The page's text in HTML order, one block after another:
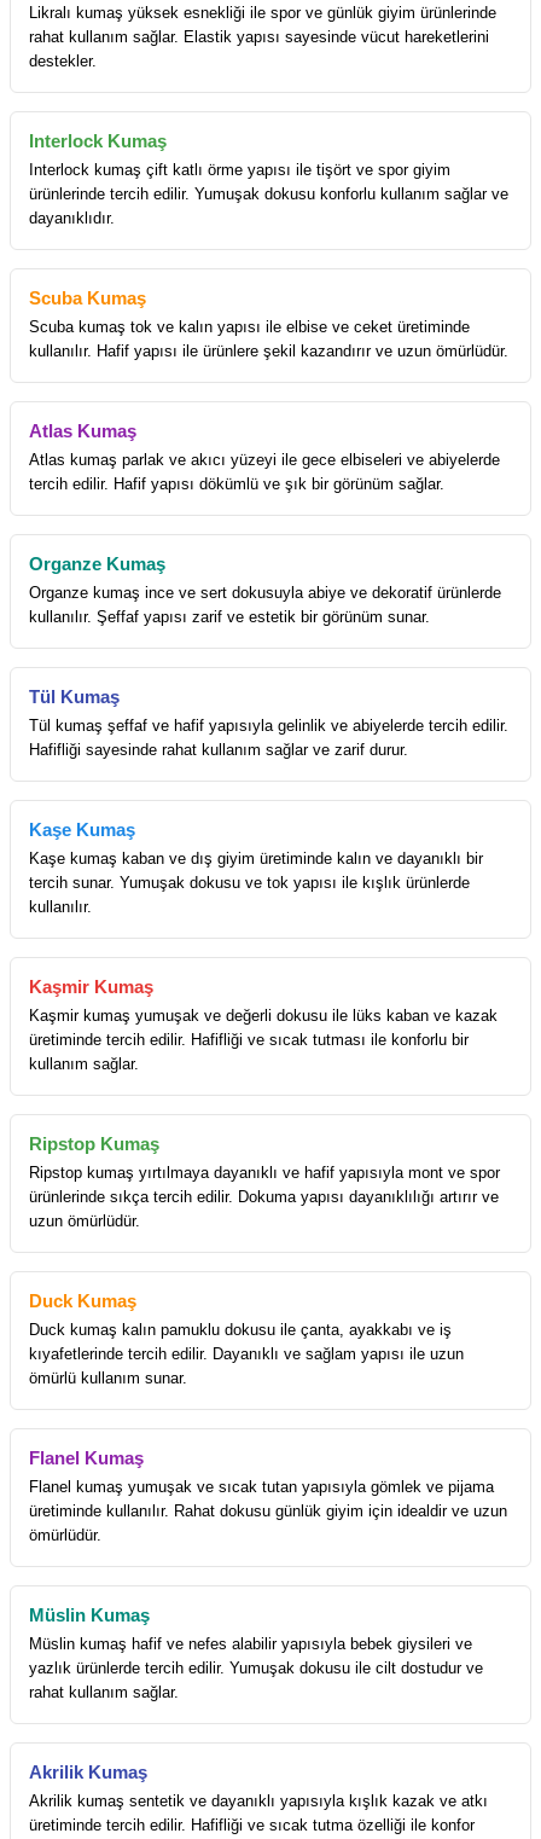
Likralı kumaş yüksek esnekliği ile spor ve günlük giyim ürünlerinde
rahat kullanım sağlar. Elastik yapısı sayesinde vücut hareketlerini
destekler.
Interlock Kumaş
Interlock kumaş çift katlı örme yapısı ile tişört ve spor giyim
ürünlerinde tercih edilir. Yumuşak dokusu konforlu kullanım sağlar ve
dayanıklıdır.
Scuba Kumaş
Scuba kumaş tok ve kalın yapısı ile elbise ve ceket üretiminde
kullanılır. Hafif yapısı ile ürünlere şekil kazandırır ve uzun ömürlüdür.
Atlas Kumaş
Atlas kumaş parlak ve akıcı yüzeyi ile gece elbiseleri ve abiyelerde
tercih edilir. Hafif yapısı dökümlü ve şık bir görünüm sağlar.
Organze Kumaş
Organze kumaş ince ve sert dokusuyla abiye ve dekoratif ürünlerde
kullanılır. Şeffaf yapısı zarif ve estetik bir görünüm sunar.
Tül Kumaş
Tül kumaş şeffaf ve hafif yapısıyla gelinlik ve abiyelerde tercih edilir.
Hafifliği sayesinde rahat kullanım sağlar ve zarif durur.
Kaşe Kumaş
Kaşe kumaş kaban ve dış giyim üretiminde kalın ve dayanıklı bir
tercih sunar. Yumuşak dokusu ve tok yapısı ile kışlık ürünlerde
kullanılır.
Kaşmir Kumaş
Kaşmir kumaş yumuşak ve değerli dokusu ile lüks kaban ve kazak
üretiminde tercih edilir. Hafifliği ve sıcak tutması ile konforlu bir
kullanım sağlar.
Ripstop Kumaş
Ripstop kumaş yırtılmaya dayanıklı ve hafif yapısıyla mont ve spor
ürünlerinde sıkça tercih edilir. Dokuma yapısı dayanıklılığı artırır ve
uzun ömürlüdür.
Duck Kumaş
Duck kumaş kalın pamuklu dokusu ile çanta, ayakkabı ve iş
kıyafetlerinde tercih edilir. Dayanıklı ve sağlam yapısı ile uzun
ömürlü kullanım sunar.
Flanel Kumaş
Flanel kumaş yumuşak ve sıcak tutan yapısıyla gömlek ve pijama
üretiminde kullanılır. Rahat dokusu günlük giyim için idealdir ve uzun
ömürlüdür.
Müslin Kumaş
Müslin kumaş hafif ve nefes alabilir yapısıyla bebek giysileri ve
yazlık ürünlerde tercih edilir. Yumuşak dokusu ile cilt dostudur ve
rahat kullanım sağlar.
Akrilik Kumaş
Akrilik kumaş sentetik ve dayanıklı yapısıyla kışlık kazak ve atkı
üretiminde tercih edilir. Hafifliği ve sıcak tutma özelliği ile konfor